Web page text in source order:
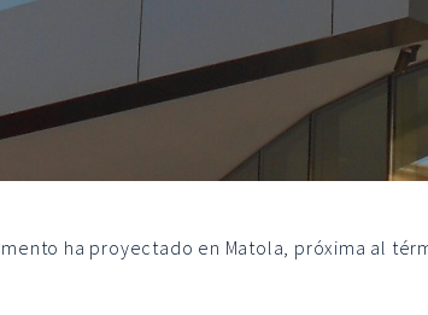
ha proyectado en Matola, próxima al